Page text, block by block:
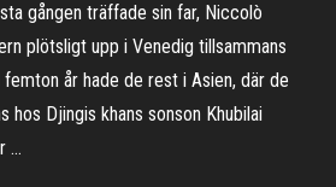
gången träffade sin far, Niccolò
plötsligt upp i Venedig tillsammans
år hade de rest i Asien, där de
hos Djingis khans sonson Khubilai
…